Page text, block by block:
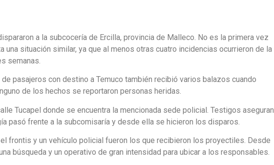
a la subcocería de Ercilla, provincia de Malleco. No es la primera vez
una situación similar, ya que al menos otras cuatro incidencias ocurrieron de la
semanas.
pasajeros con destino a Temuco también recibió varios balazos cuando
de los hechos se reportaron personas heridas.
Tucapel donde se encuentra la mencionada sede policial. Testigos aseguran
pasó frente a la subcomisaría y desde ella se hicieron los disparos.
frontis y un vehículo policial fueron los que recibieron los proyectiles. Desde
búsqueda y un operativo de gran intensidad para ubicar a los responsables.